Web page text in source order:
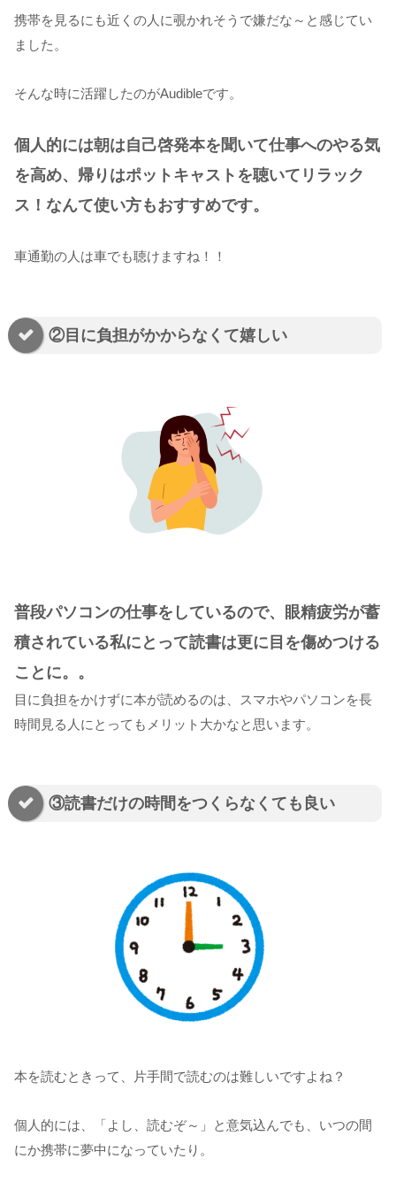
携帯を見るにも近くの人に覗かれそうで嫌だな～と感じてい
ました。
そんな時に活躍したのがAudibleです。
個人的には朝は自己啓発本を聞いて仕事へのやる気
を高め、帰りはポットキャストを聴いてリラック
ス！なんて使い方もおすすめです。
車通勤の人は車でも聴けますね！！
②目に負担がかからなくて嬉しい
普段パソコンの仕事をしているので、眼精疲労が蓄
積されている私にとって読書は更に目を傷めつける
ことに。。
目に負担をかけずに本が読めるのは、スマホやパソコンを長
時間見る人にとってもメリット大かなと思います。
③読書だけの時間をつくらなくても良い
本を読むときって、片手間で読むのは難しいですよね？
個人的には、「よし、読むぞ～」と意気込んでも、いつの間
にか携帯に夢中になっていたり。